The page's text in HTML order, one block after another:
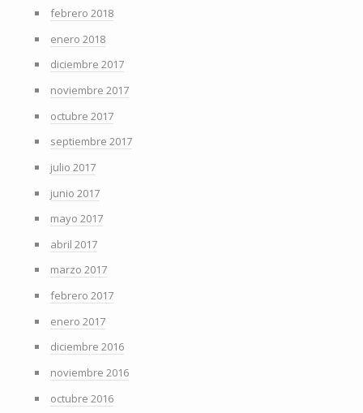
febrero 2018
enero 2018
diciembre 2017
noviembre 2017
octubre 2017
septiembre 2017
julio 2017
junio 2017
mayo 2017
abril 2017
marzo 2017
febrero 2017
enero 2017
diciembre 2016
noviembre 2016
octubre 2016